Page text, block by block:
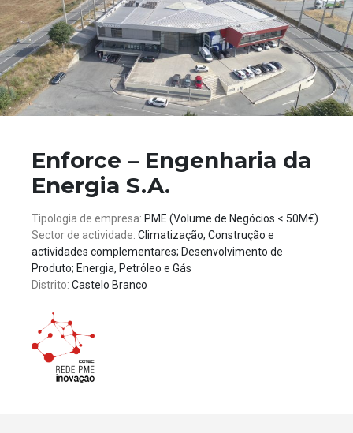
Recursos
Notícias
Eventos
Projectos
Enforce – Engenharia da
Energia S.A.
Tipologia de empresa: PME (Volume de Negócios < 50M€)
Sector de actividade: Climatização; Construção e
actividades complementares; Desenvolvimento de
Produto; Energia, Petróleo e Gás
Distrito: Castelo Branco